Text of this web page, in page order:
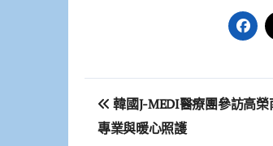
文
章
韓國J-MEDI醫療團參訪高
專業與暖心照護